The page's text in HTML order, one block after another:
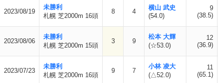
2023/08/19
未勝利
札幌 芝2000m 16頭
8 4
横山 武史
(54.0)
9
(38.5)
2023/08/06
未勝利
札幌 芝2000m 15頭
3 9
松本 大輝
(☆53.0)
12
(36.9)
2023/07/23
未勝利
札幌 芝2000m 16頭
9 7
小林 凌大
(△52.0)
11
(65.1)